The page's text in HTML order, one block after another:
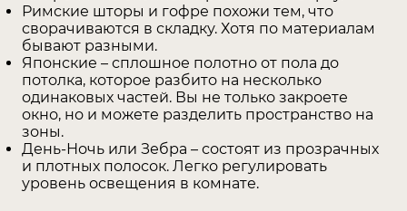
Римские шторы и гофре похожи тем, что
сворачиваются в складку. Хотя по материалам
бывают разными.
Японские – сплошное полотно от пола до
потолка, которое разбито на несколько
одинаковых частей. Вы не только закроете
окно, но и можете разделить пространство на
зоны.
День-Ночь или Зебра – состоят из прозрачных
и плотных полосок. Легко регулировать
уровень освещения в комнате.